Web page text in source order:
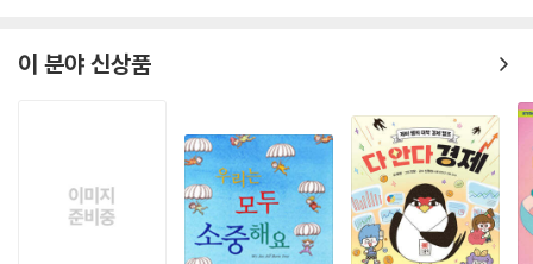
지만, 교통의 중심지였기에 외세의 침략을 받기도 쉬웠어요. 험준한 산지
민족이 살고 있어요. 국민을 통합할 수 있는 지도자가 없어 아프가니스탄
의 정치는 불안정할 수밖에 없었어요.
--- p.187
이 책에서는 세계의 분쟁, 사회 개념어, 그리고 지도를 한눈에 그려볼 수 있
수 있고, 사회 개념어를 제대로 공부할 수 있답니다.
첫째 요소는 세계 분쟁의 개요예요. 비교적 현대적인 분쟁을 다뤘어요. 분
쟁명은 사람 또는 지역명 중심으로 정리했어요. 분쟁이 일어난 날짜를 따
로 정리했어요. 제목은 문장으로 읽는 주제문이고, 해스테그(#)에 주제어
이 분야 신상품